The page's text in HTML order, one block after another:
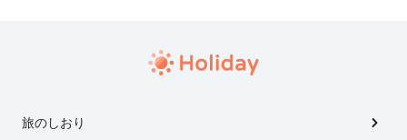
旅のしおり